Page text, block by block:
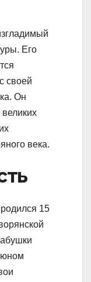
Его
своей
Он
века.
родился 15
юном